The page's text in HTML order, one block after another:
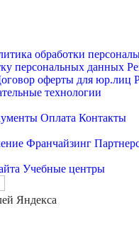
обработки
персональных данных
оферты для юр.лиц
технологии
Оплата Контакты
Франчайзинг
Учебные центры
Яндекса